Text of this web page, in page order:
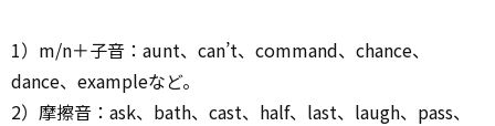
1）m/n＋子音：aunt、can’t、command、chance、
dance、exampleなど。
2）摩擦音：ask、bath、cast、half、last、laugh、pass、